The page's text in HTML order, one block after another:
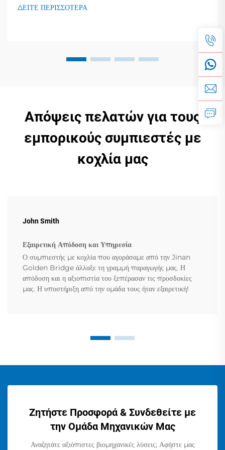
ΔΕΙΤΕ ΠΕΡΙΣΣΟΤΕΡΑ
Απόψεις πελατών για τους
εμπορικούς συμπιεστές με
κοχλία μας
John Smith
Εξαιρετική Απόδοση και Υπηρεσία
Ο συμπιεστής με κοχλία που αγοράσαμε από την Jinan
Golden Bridge άλλαξε τη γραμμή παραγωγής μας. Η
απόδοση και η αξιοπιστία του ξεπέρασαν τις προσδοκίες
μας. Η υποστήριξη από την ομάδα τους ήταν εξαιρετική!
Ζητήστε Προσφορά & Συνδεθείτε με
την Ομάδα Μηχανικών Μας
Αναζητάτε αξιόπιστες βιομηχανικές λύσεις; Αφήστε μας